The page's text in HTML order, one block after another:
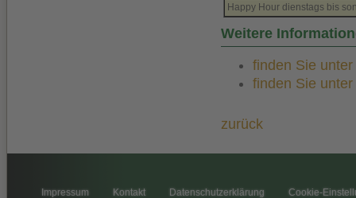
Happy Hour dienstags bis
Weitere
finden Sie
finden Sie
zurück
Impressum Kontakt Datenschutzerklärung Cookie-